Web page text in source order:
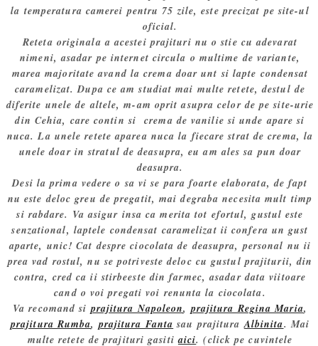
la temperatura camerei pentru 75 zile, este precizat pe site-ul
oficial.
Reteta originala a acestei prajituri nu o stie cu adevarat
nimeni, asadar pe internet circula o multime de variante,
marea majoritate avand la crema doar unt si lapte condensat
caramelizat. Dupa ce am studiat mai multe retete, destul de
diferite unele de altele, m-am oprit asupra celor de pe site-urie
din Cehia, care contin si crema de vanilie si unde apare si
nuca. La unele retete aparea nuca la fiecare strat de crema, la
unele doar in stratul de deasupra, eu am ales sa pun doar
deasupra.
Desi la prima vedere o sa vi se para foarte elaborata, de fapt
nu este deloc greu de pregatit, mai degraba necesita mult timp
si rabdare. Va asigur insa ca merita tot efortul, gustul este
senzational, laptele condensat caramelizat ii confera un gust
aparte, unic! Cat despre ciocolata de deasupra, personal nu ii
prea vad rostul, nu se potriveste deloc cu gustul prajiturii, din
contra, cred ca ii stirbeeste din farmec, asadar data viitoare
cand o voi pregati voi renunta la ciocolata.
Va recomand siprajitura Napoleon,prajitura Regina Maria,
prajitura Rumba,prajitura Fanta sau prajituraAlbinita. Mai
multe retete de prajituri gasitiaici. (click pe cuvintele